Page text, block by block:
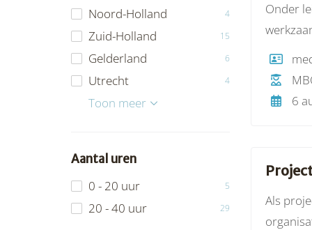
Noord-Holland 4
Zuid-Holland 15
Gelderland 6
Utrecht 4
Overijssel
Friesland
Limburg
Groningen
Zeeland
Flevoland
Drenthe
Toon meer
Aantal uren
0 - 20 uur 5
20 - 40 uur 29
Onder
van6
Als